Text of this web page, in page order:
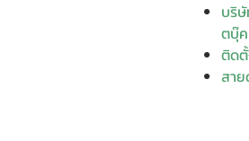
บริ
ตบุ๊
ติด
สาย